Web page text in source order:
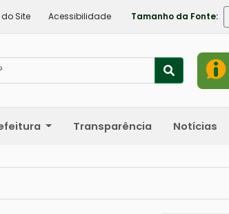
Site Acessibilidade Tamanho da Fonte:
Transparência Notícias